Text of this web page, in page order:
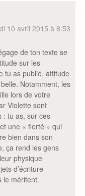
10 avril 2015 à 8:53
de ton texte se
sur les
tu as publié, attitude
Notamment, les
lors de votre
Violette sont
: tu as, sur ces
une « fierté » qui
bien dans son
ça rend les gens
physique
d’écriture
le méritent.